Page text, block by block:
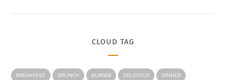
CLOUD TAG
BREAKFAST BRUNCH BURGER DELICIOUS DINNER